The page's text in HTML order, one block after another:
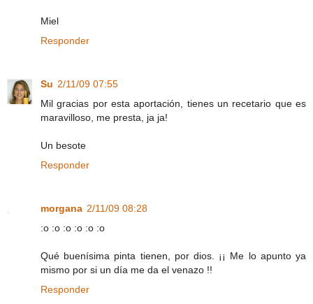
Miel
Responder
Su 2/11/09 07:55
Mil gracias por esta aportación, tienes un recetario que es
maravilloso, me presta, ja ja!
Un besote
Responder
morgana 2/11/09 08:28
:o :o :o :o :o :o
Qué buenísima pinta tienen, por dios. ¡¡ Me lo apunto ya
mismo por si un día me da el venazo !!
Responder